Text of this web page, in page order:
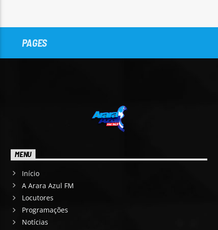
PAGES
MENU
Início
A Arara Azul FM
Locutores
Programações
Notícias